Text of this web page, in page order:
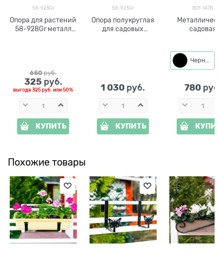
58-928Gr
Опора для растений
58-928Gr металл
650 руб.
325 руб.
выгода325 руб. или50%
КУПИТЬ
58-923Gr
Опора полукруглая
для садовых
1 030 руб.
КУПИТЬ
801-147B
садовая
Собачка
Черный
780
Похожие товары